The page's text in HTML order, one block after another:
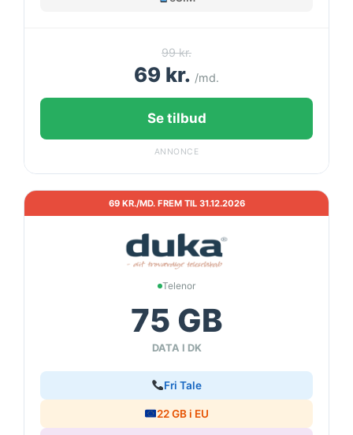
99 kr.
69 kr. /md.
Se tilbud
ANNONCE
69 KR./MD. FREM TIL 31.12.2026
Telenor
75 GB
DATA I DK
Fri Tale
22 GB i EU